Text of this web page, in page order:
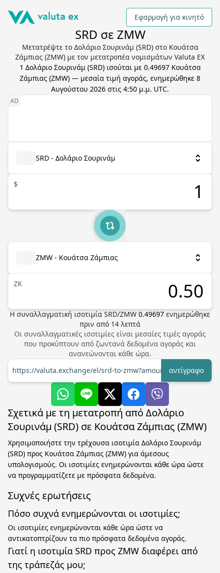
Εφαρμογή για κινητό
SRD σε ZMW
Μετατρέψτε το Δολάριο Σουρινάμ (SRD) στο Κουάτσα
Ζάμπιας (ZMW) με τον μετατροπέα νομισμάτων Valuta EX
1 Δολάριο Σουρινάμ (SRD) ισούται με 0.49697 Κουάτσα
Ζάμπιας (ZMW) — μεσαία τιμή αγοράς, ενημερώθηκε 8
Αυγούστου 2026 στις 4:50 μ.μ. UTC.
SRD - Δολάριο Σουρινάμ
$
ZMW - Κουάτσα Ζάμπιας
ZK
Η συναλλαγματική ισοτιμία SRD/ZMW 0.49697 ενημερώθηκε
πριν από 14 λεπτά
Οι συναλλαγματικές ισοτιμίες είναι μεσαίες τιμές αγοράς
που προκύπτουν από ζωντανά δεδομένα αγοράς και
ανανεώνονται κάθε ώρα.
https://valuta.exchange/el/srd-to-zmw?amount=1αντίγραφο
Σχετικά με τη μετατροπή από Δολάριο
Σουρινάμ (SRD) σε Κουάτσα Ζάμπιας (ZMW)
Χρησιμοποιήστε την τρέχουσα ισοτιμία Δολάριο Σουρινάμ
(SRD) προς Κουάτσα Ζάμπιας (ZMW) για άμεσους
υπολογισμούς. Οι ισοτιμίες ενημερώνονται κάθε ώρα ώστε
να προγραμματίζετε με πρόσφατα δεδομένα.
Συχνές ερωτήσεις
Πόσο συχνά ενημερώνονται οι ισοτιμίες;
Οι ισοτιμίες ενημερώνονται κάθε ώρα ώστε να
αντικατοπτρίζουν τα πιο πρόσφατα δεδομένα αγοράς.
Γιατί η ισοτιμία SRD προς ZMW διαφέρει από
της τράπεζάς μου;